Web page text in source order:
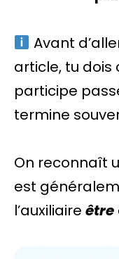
Avant
article, tu dois
participe
termine
On reconnaît
est
l’auxiliaire être